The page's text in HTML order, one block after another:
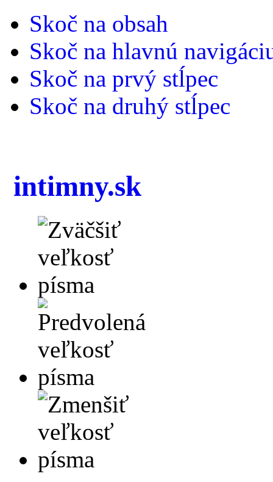
Skoč na obsah
Skoč na hlavnú
Skoč na prvý stĺpec
Skoč na druhý stĺpec
intimny.sk